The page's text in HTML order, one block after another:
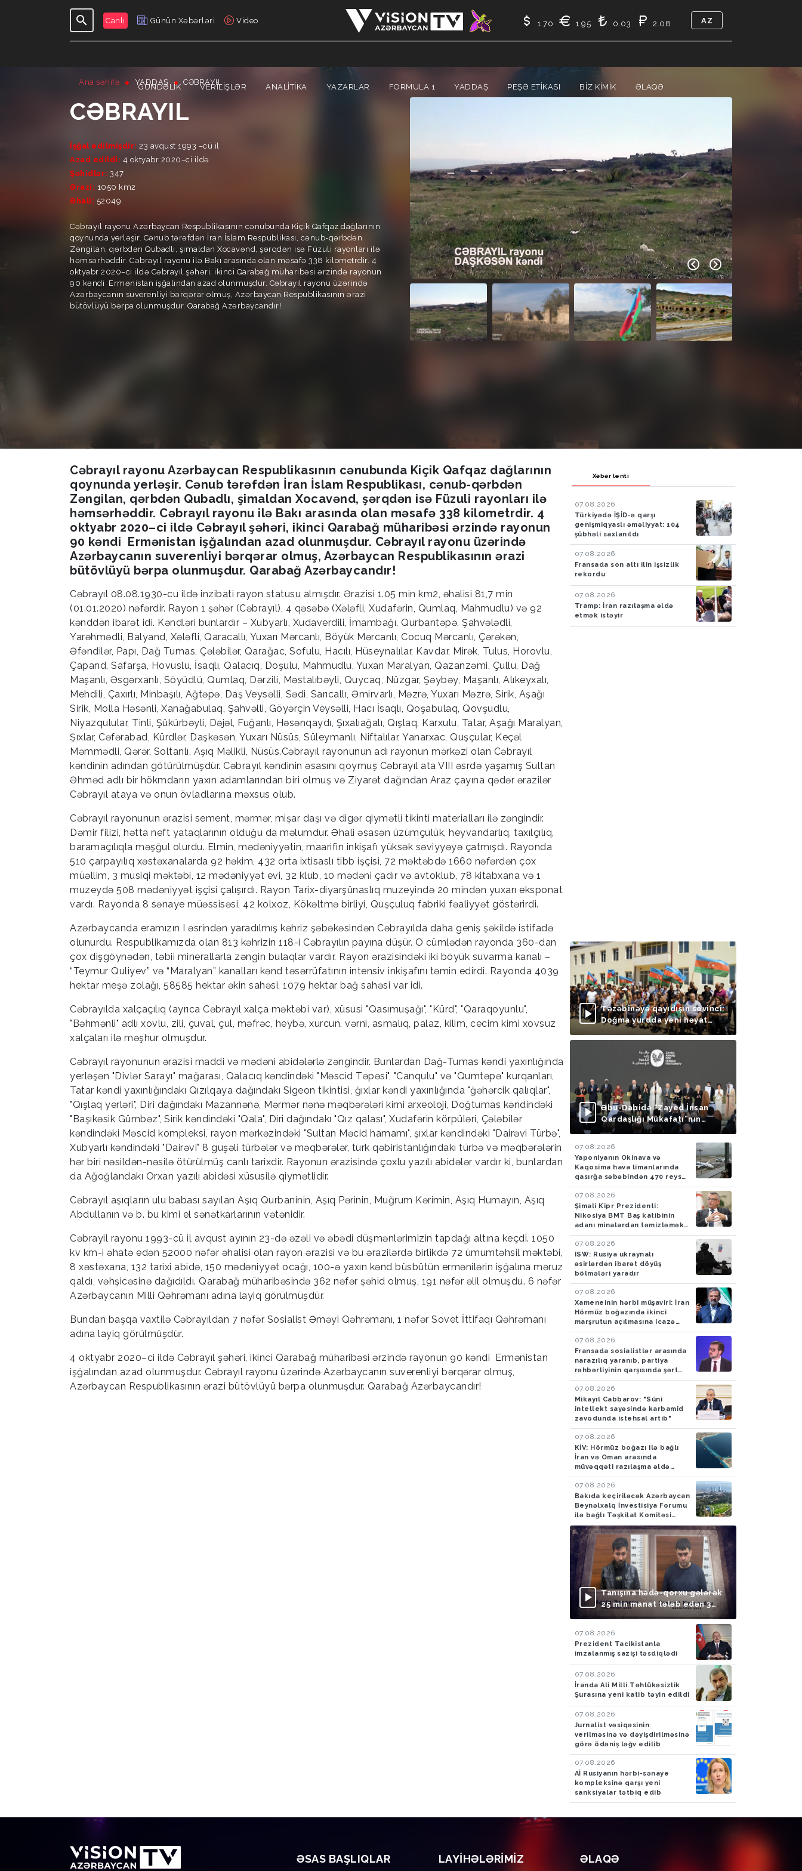
Canlı Günün Xəbərləri Video
GÜNDƏLIK VERILIŞLƏR ANALİTİKA YAZARLAR FORMULA 1 YADDAŞ PEŞƏ ETIKASI BIZ KIMIK ƏLAQƏ
1.70 1.95 0.03 2.08 AZ
Ana səhifə YADDAŞ CƏBRAYIL
CƏBRAYIL
İşğal edilmişdir: 23 avqust 1993 –cü il
Azad edildi: 4 oktyabr 2020–ci ildə
Şəhidlər: 347
Ərazi: 1050 km2
Əhali: 52049
Cəbrayıl rayonu Azərbaycan Respublikasının cənubunda Kiçik Qafqaz dağlarının
qoynunda yerləşir. Cənub tərəfdən İran İslam Respublikası, cənub-qərbdən
Zəngilan, qərbdən Qubadlı, şimaldan Xocavənd, şərqdən isə Füzuli rayonları ilə
həmsərhəddir. Cəbrayıl rayonu ilə Bakı arasında olan məsafə 338 kilometrdir. 4
oktyabr 2020–ci ildə Cəbrayıl şəhəri, ikinci Qarabağ müharibəsi ərzində rayonun
90 kəndi Ermənistan işğalından azad olunmuşdur. Cəbrayıl rayonu üzərində
Azərbaycanın suverenliyi bərqərar olmuş, Azərbaycan Respublikasının ərazi
bütövlüyü bərpa olunmuşdur. Qarabağ Azərbaycandır!
Cəbrayıl rayonu Azərbaycan Respublikasının cənubunda Kiçik Qafqaz dağlarının
qoynunda yerləşir. Cənub tərəfdən İran İslam Respublikası, cənub-qərbdən
Zəngilan, qərbdən Qubadlı, şimaldan Xocavənd, şərqdən isə Füzuli rayonları ilə
həmsərhəddir. Cəbrayıl rayonu ilə Bakı arasında olan məsafə 338 kilometrdir. 4
oktyabr 2020–ci ildə Cəbrayıl şəhəri, ikinci Qarabağ müharibəsi ərzində rayonun
90 kəndi Ermənistan işğalından azad olunmuşdur. Cəbrayıl rayonu üzərində
Azərbaycanın suverenliyi bərqərar olmuş, Azərbaycan Respublikasının ərazi
bütövlüyü bərpa olunmuşdur. Qarabağ Azərbaycandır!
Cəbrayıl 08.08.1930-cu ildə inzibati rayon statusu almışdır. Ərazisi 1.05 min km2, əhalisi 81,7 min
(01.01.2020) nəfərdir. Rayon 1 şəhər (Cəbrayıl), 4 qəsəbə (Xələfli, Xudafərin, Qumlaq, Mahmudlu) və 92
kənddən ibarət idi. Kəndləri bunlardır – Xubyarlı, Xudaverdili, İmambağı, Qurbantəpə, Şahvələdli,
Yarəhmədli, Balyand, Xələfli, Qaracallı, Yuxarı Mərcanlı, Böyük Mərcanlı, Cocuq Mərcanlı, Çərəkən,
Əfəndilər, Papı, Dağ Tumas, Çələbilər, Qarağac, Sofulu, Hacılı, Hüseynalılar, Kavdar, Mirək, Tulus, Horovlu,
Çapand, Safarşa, Hovuslu, İsaqlı, Qalacıq, Doşulu, Mahmudlu, Yuxarı Maralyan, Qazanzəmi, Çullu, Dağ
Maşanlı, Əsgərxanlı, Söyüdlü, Qumlaq, Dərzili, Məstalıbəyli, Quycaq, Nüzgar, Şəybəy, Maşanlı, Alıkeyxalı,
Mehdili, Çaxırlı, Minbaşılı, Ağtəpə, Daş Veysəlli, Sədi, Sarıcallı, Əmirvarlı, Məzrə, Yuxarı Məzrə, Sirik, Aşağı
Sirik, Molla Həsənli, Xanağabulaq, Şahvəlli, Göyərçin Veysəlli, Hacı İsaqlı, Qoşabulaq, Qovşudlu,
Niyazqulular, Tinli, Şükürbəyli, Dəjəl, Fuğanlı, Həsənqaydı, Şıxalıağalı, Qışlaq, Karxulu, Tatar, Aşağı Maralyan,
Şıxlar, Cəfərabad, Kürdlər, Daşkəsən, Yuxarı Nüsüs, Süleymanlı, Niftalılar, Yanarxac, Quşçular, Keçəl
Məmmədli, Qərər, Soltanlı, Aşıq Məlikli, Nüsüs.Cəbrayıl rayonunun adı rayonun mərkəzi olan Cəbrayıl
kəndinin adından götürülmüşdür. Cəbrayıl kəndinin əsasını qoymuş Cəbrayıl ata VIII əsrdə yaşamış Sultan
Əhməd adlı bir hökmdarın yaxın adamlarından biri olmuş və Ziyarət dağından Araz çayına qədər ərazilər
Cəbrayıl ataya və onun övladlarına məxsus olub.
Cəbrayıl rayonunun ərazisi sement, mərmər, mişar daşı və digər qiymətli tikinti materialları ilə zəngindir.
Dəmir filizi, hətta neft yataqlarının olduğu da məlumdur. Əhali əsasən üzümçülük, heyvandarlıq, taxılçılıq,
baramaçılıqla məşğul olurdu. Elmin, mədəniyyətin, maarifin inkişafı yüksək səviyyəyə çatmışdı. Rayonda
510 çarpayılıq xəstəxanalarda 92 həkim, 432 orta ixtisaslı tibb işçisi, 72 məktəbdə 1660 nəfərdən çox
müəllim, 3 musiqi məktəbi, 12 mədəniyyət evi, 32 klub, 10 mədəni çadır və avtoklub, 78 kitabxana və 1
muzeydə 508 mədəniyyət işçisi çalışırdı. Rayon Tarix-diyarşünaslıq muzeyində 20 mindən yuxarı eksponat
vardı. Rayonda 8 sənaye müəssisəsi, 42 kolxoz, Kökəltmə birliyi, Quşçuluq fabriki fəaliyyət göstərirdi.
Azərbaycanda eramızın I əsrindən yaradılmış kəhriz şəbəkəsindən Cəbrayılda daha geniş şəkildə istifadə
olunurdu. Respublikamızda olan 813 kəhrizin 118-i Cəbrayılın payına düşür. O cümlədən rayonda 360-dan
çox dişgöynədən, təbii minerallarla zəngin bulaqlar vardır. Rayon ərazisindəki iki böyük suvarma kanalı –
“Teymur Quliyev” və “Maralyan” kanalları kənd təsərrüfatının intensiv inkişafını təmin edirdi. Rayonda 4039
hektar meşə zolağı, 58585 hektar əkin sahəsi, 1079 hektar bağ sahəsi var idi.
Cəbrayılda xalçaçılıq (ayrıca Cəbrayıl xalça məktəbi var), xüsusi "Qasımuşağı", "Kürd", "Qaraqoyunlu",
"Bəhmənli" adlı xovlu, zili, çuval, çul, məfrəc, heybə, xurcun, vərni, asmalıq, palaz, kilim, cecim kimi xovsuz
xalçaları ilə məşhur olmuşdur.
Cəbrayıl rayonunun ərazisi maddi və mədəni abidələrlə zəngindir. Bunlardan Dağ-Tumas kəndi yaxınlığında
yerləşən "Divlər Sarayı" mağarası, Qalacıq kəndindəki "Məscid Təpəsi", "Canqulu" və "Qumtəpə" kurqanları,
Tatar kəndi yaxınlığındakı Qızılqaya dağındakı Sigeon tikintisi, ġıxlar kəndi yaxınlığında "ġəhərcik qalıqlar",
"Qışlaq yerləri", Diri dağındakı Mazannənə, Mərmər nənə məqbərələri kimi arxeoloji, Doğtumas kəndindəki
"Başıkəsik Gümbəz", Sirik kəndindəki "Qala", Diri dağındakı "Qız qalası", Xudafərin körpüləri, Çələbilər
kəndindəki Məscid kompleksi, rayon mərkəzindəki "Sultan Məcid hamamı", şıxlar kəndindəki "Dairəvi Türbə",
Xubyarlı kəndindəki "Dairəvi" 8 guşəli türbələr və məqbərələr, türk qəbiristanlığındakı türbə və məqbərələrin
hər biri nəsildən-nəsilə ötürülmüş canlı tarixdir. Rayonun ərazisində çoxlu yazılı abidələr vardır ki, bunlardan
da Ağoğlandakı Orxan yazılı abidəsi xüsusilə qiymətlidir.
Cəbrayıl aşıqların ulu babası sayılan Aşıq Qurbaninin, Aşıq Pərinin, Muğrum Kərimin, Aşıq Humayın, Aşıq
Abdullanın və b. bu kimi el sənətkarlarının vətənidir.
Cəbrayil rayonu 1993-cü il avqust ayının 23-də əzəli və əbədi düşmənlərimizin tapdağı altına keçdi. 1050
kv km-i əhatə edən 52000 nəfər əhalisi olan rayon ərazisi və bu ərazilərdə birlikdə 72 ümumtəhsil məktəbi,
8 xəstəxana, 132 tarixi abidə, 150 mədəniyyət ocağı, 100-ə yaxın kənd büsbütün ermənilərin işğalına məruz
qaldı, vəhşicəsinə dağıdıldı. Qarabağ müharibəsində 362 nəfər şəhid olmuş, 191 nəfər əlil olmuşdu. 6 nəfər
Azərbaycanın Milli Qəhrəmanı adına layiq görülmüşdür.
Bundan başqa vaxtilə Cəbrayıldan 7 nəfər Sosialist Əməyi Qəhrəmanı, 1 nəfər Sovet İttifaqı Qəhrəmanı
adına layiq görülmüşdür.
4 oktyabr 2020–ci ildə Cəbrayıl şəhəri, ikinci Qarabağ müharibəsi ərzində rayonun 90 kəndi Ermənistan
işğalından azad olunmuşdur. Cəbrayıl rayonu üzərində Azərbaycanın suverenliyi bərqərar olmuş,
Azərbaycan Respublikasının ərazi bütövlüyü bərpa olunmuşdur. Qarabağ Azərbaycandır!
Xəbər lenti
07.08.2026
Türkiyədə İŞİD-ə qarşı
genişmiqyaslı əməliyyat: 104
şübhəli saxlanıldı
07.08.2026
Fransada son altı ilin işsizlik
rekordu
07.08.2026
Tramp: İran razılaşma əldə
etmək istəyir
Təzəbinəyə qayıdışın sevinci:
Doğma yurdda yeni həyat
başlayır
Əbu-Dabidə “Zayed İnsan
Qardaşlığı Mükafatı”nın
təqdimolunma mərasimi
07.08.2026
Yaponiyanın Okinava və
Kaqosima hava limanlarında
qasırğa səbəbindən 470 reys
ləğv edilib
07.08.2026
Şimali Kipr Prezidenti:
Nikosiya BMT Baş katibinin
adanı minalardan təmizləmək
təklifini rədd edib
07.08.2026
ISW: Rusiya ukraynalı
əsirlərdən ibarət döyüş
bölmələri yaradır
07.08.2026
Xameneinin hərbi müşaviri: İran
Hörmüz boğazında ikinci
marşrutun açılmasına icazə
verməyəcək
07.08.2026
Fransada sosialistlər arasında
narazılıq yaranıb, partiya
rəhbərliyinin qarşısında şərt
qoyulub
07.08.2026
Mikayıl Cabbarov: "Süni
intellekt sayəsində karbamid
zavodunda istehsal artıb"
07.08.2026
KİV: Hörmüz boğazı ilə bağlı
İran və Oman arasında
müvəqqəti razılaşma əldə
olunub
07.08.2026
Bakıda keçiriləcək Azərbaycan
Beynəlxalq İnvestisiya Forumu
ilə bağlı Təşkilat Komitəsi
yaradılıb
Tanışına hədə-qorxu gələrək
25 min manat tələb edən 3
nəfər saxlanılıb
07.08.2026
Prezident Tacikistanla
imzalanmış sazişi təsdiqlədi
07.08.2026
İranda Ali Milli Təhlükəsizlik
Şurasına yeni katib təyin edildi
07.08.2026
Jurnalist vəsiqəsinin
verilməsinə və dəyişdirilməsinə
görə ödəniş ləğv edilib
07.08.2026
Aİ Rusiyanın hərbi-sənaye
kompleksinə qarşı yeni
sanksiyalar tətbiq edib
ƏSAS BAŞLIQLAR LAYIHƏLƏRIMIZ ƏLAQƏ